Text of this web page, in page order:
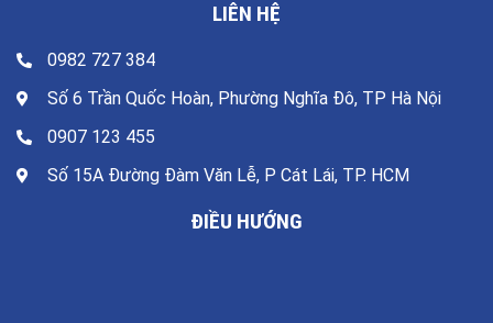
LIÊN HỆ
0982 727 384
Số 6 Trần Quốc Hoàn, Phường Nghĩa Đô, TP Hà Nội
0907 123 455
Số 15A Đường Đàm Văn Lễ, P Cát Lái, TP. HCM
ĐIỀU HƯỚNG